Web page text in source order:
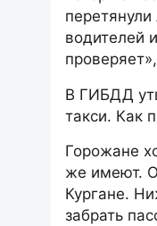
водителей
В ГИБДД
такси. Как
Горожане
же имеют.
Кургане.
забрать